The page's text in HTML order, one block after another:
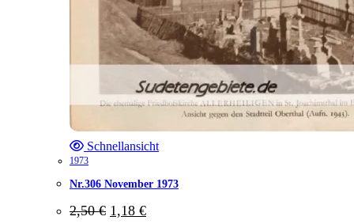
Schnellansicht
1973
Nr.306 November 1973
2,50€ Ursprünglicher
1,18 €Aktueller